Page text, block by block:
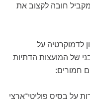
חובה לקצוב את
לדמוקרטיה על
של המועצות הדתיות
חמורים:
על בסיס פוליטי־ארצי